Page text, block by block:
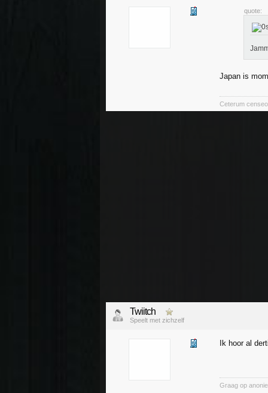
quote:
Japan is
Ceterum
Twiitch
Speelt met zichzelf
Ik hoor al
Graag op